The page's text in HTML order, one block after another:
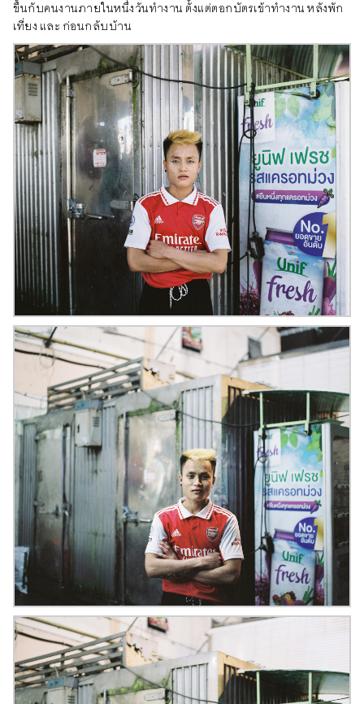
ขึ้นกับคนงานภายในหนึ่งวันทำงาน ตั้งแต่ตอกบัตรเข้าทำงาน หลังพัก
เที่ยง และ ก่อนกลับบ้าน